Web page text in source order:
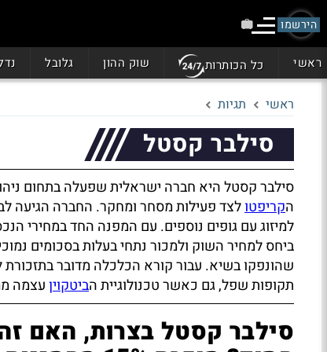
הירשמו
ראשי כל הכותרות שוק ההון גלובל
ראשי תגיות
סילבר קסטל
סילבר קסטל היא חברה ישראלית שפעלה בתחום
הקריפטולצד פעילות מסחר ומחקר. החברה הגיעה
למיזוג עם גופים נוספים. עם המפנה החד במחירי
ביחס למחיר השוק ולמכור נתחי בעלות בסכומים
שהונפקו בשיא. עבור קורא הכלכלה מדובר
תקופות שפל, גם כאשר טכנולוגיית הביטקויןעצמה
סילבר קסטל בצרות, האם